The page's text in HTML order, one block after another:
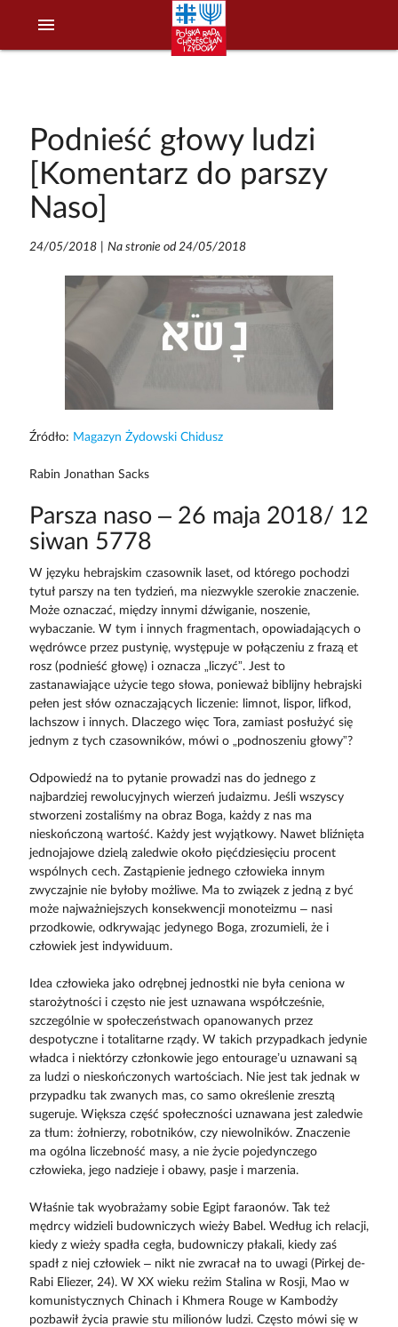
menu
Podnieść głowy ludzi
[Komentarz do parszy
Naso]
24/05/2018| Na stronie od 24/05/2018
Źródło: Magazyn Żydowski Chidusz
Rabin Jonathan Sacks
Parsza naso – 26 maja 2018/ 12
siwan 5778
W języku hebrajskim czasownik laset, od którego pochodzi
tytuł parszy na ten tydzień, ma niezwykle szerokie znaczenie.
Może oznaczać, między innymi dźwiganie, noszenie,
wybaczanie. W tym i innych fragmentach, opowiadających o
wędrówce przez pustynię, występuje w połączeniu z frazą et
rosz (podnieść głowę) i oznacza „liczyć”. Jest to
zastanawiające użycie tego słowa, ponieważ biblijny hebrajski
pełen jest słów oznaczających liczenie: limnot, lispor, lifkod,
lachszow i innych. Dlaczego więc Tora, zamiast posłużyć się
jednym z tych czasowników, mówi o „podnoszeniu głowy”?
Odpowiedź na to pytanie prowadzi nas do jednego z
najbardziej rewolucyjnych wierzeń judaizmu. Jeśli wszyscy
stworzeni zostaliśmy na obraz Boga, każdy z nas ma
nieskończoną wartość. Każdy jest wyjątkowy. Nawet bliźnięta
jednojajowe dzielą zaledwie około pięćdziesięciu procent
wspólnych cech. Zastąpienie jednego człowieka innym
zwyczajnie nie byłoby możliwe. Ma to związek z jedną z być
może najważniejszych konsekwencji monoteizmu – nasi
przodkowie, odkrywając jedynego Boga, zrozumieli, że i
człowiek jest indywiduum.
Idea człowieka jako odrębnej jednostki nie była ceniona w
starożytności i często nie jest uznawana współcześnie,
szczególnie w społeczeństwach opanowanych przez
despotyczne i totalitarne rządy. W takich przypadkach jedynie
władca i niektórzy członkowie jego entourage’u uznawani są
za ludzi o nieskończonych wartościach. Nie jest tak jednak w
przypadku tak zwanych mas, co samo określenie zresztą
sugeruje. Większa część społeczności uznawana jest zaledwie
za tłum: żołnierzy, robotników, czy niewolników. Znaczenie
ma ogólna liczebność masy, a nie życie pojedynczego
człowieka, jego nadzieje i obawy, pasje i marzenia.
Właśnie tak wyobrażamy sobie Egipt faraonów. Tak też
mędrcy widzieli budowniczych wieży Babel. Według ich relacji,
kiedy z wieży spadła cegła, budowniczy płakali, kiedy zaś
spadł z niej człowiek – nikt nie zwracał na to uwagi (Pirkej de-
Rabi Eliezer, 24). W XX wieku reżim Stalina w Rosji, Mao w
komunistycznych Chinach i Khmera Rouge w Kambodży
pozbawił życia prawie stu milionów ludzi. Często mówi się w